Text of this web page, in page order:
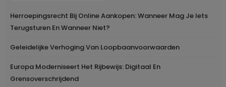
Herroepingsrecht Bij Online Aankopen: Wanneer Mag Je Iets
Terugsturen En Wanneer Niet?
Geleidelijke Verhoging Van Loopbaanvoorwaarden
Europa Moderniseert Het Rijbewijs: Digitaal En
Grensoverschrijdend